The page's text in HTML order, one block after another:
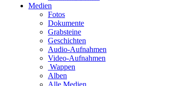
Medien
Fotos
Dokumente
Grabsteine
Geschichten
Audio-Aufnahmen
Video-Aufnahmen
Wappen
Alben
Alle Medien